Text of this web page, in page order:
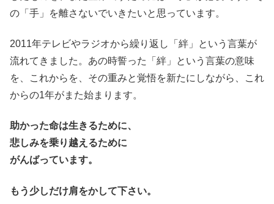
の「手」を離さないでいきたいと思っています。
2011年テレビやラジオから繰り返し「絆」という言葉が
流れてきました。あの時誓った「絆」という言葉の意味
を、これからを、その重みと覚悟を新たにしながら、これ
からの1年がまた始まります。
助かった命は生きるために、
悲しみを乗り越えるために
がんばっています。
もう少しだけ肩をかして下さい。